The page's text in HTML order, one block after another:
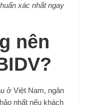
xác nhất ngay
nên
ở Việt Nam, ngân
nhất nếu khách